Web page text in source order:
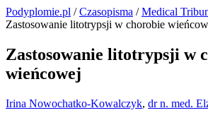
Podyplomie.pl /Czasopisma /Medical
Zastosowanie litotrypsji w chorobie
Zastosowanie litotrypsji w
wieńcowej
Irina Nowochatko-Kowalczyk, dr n. med.